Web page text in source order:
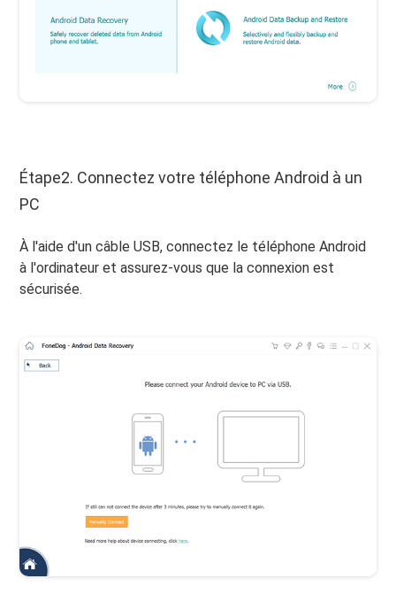
Étape2. Connectez votre téléphone Android à un
PC
À l'aide d'un câble USB, connectez le téléphone Android
à l'ordinateur et assurez-vous que la connexion est
sécurisée.